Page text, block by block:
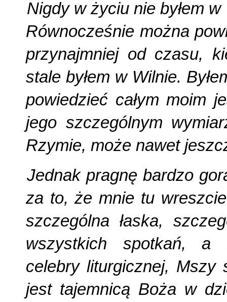
Nigdy w życiu nie byłem
Równocześnie można
przynajmniej od czasu,
stale byłem w Wilnie.
powiedzieć całym moim
jego szczególnym
Rzymie, może nawet
Jednak pragnę bardzo
za to, że mnie tu
szczególna łaska,
wszystkich spotkań, a
celebry liturgicznej, Mszy
jest tajemnicą Boża w